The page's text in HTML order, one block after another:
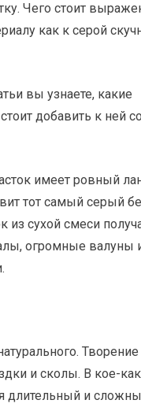
Чего стоит
как к серой
вы узнаете, какие
добавить к ней
имеет ровный
тот самый серый
из сухой смеси
огромные
и сколы. В кое-
и